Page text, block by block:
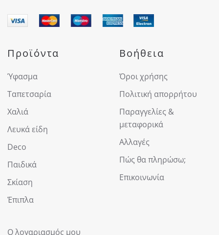
Προϊόντα
Ύφασμα
Ταπετσαρία
Χαλιά
Λευκά είδη
Deco
Παιδικά
Σκίαση
Έπιπλα
Βοήθεια
Όροι χρήσης
Πολιτική απορρήτου
Παραγγελίες &
μεταφορικά
Αλλαγές
Πώς θα πληρώσω;
Επικοινωνία
Ο λογαριασμός μου